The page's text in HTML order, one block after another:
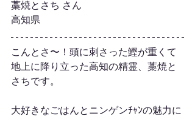
藁焼とさち さん
高知県
こんとさ〜！頭に刺さった鰹が重くて
地上に降り立った高知の精霊、藁焼と
さちです。
大好きなごはんとニンゲンﾁｬﾝの魅力に